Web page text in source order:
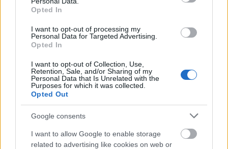
Opted In
I want to opt-out of processing my
Personal Data for Targeted Advertising.
Opted In
I want to opt-out of Collection, Use,
Retention, Sale, and/or Sharing of my
Personal Data that Is Unrelated with the
Purposes for which it was collected.
Opted Out
Google consents
I want to allow Google to enable storage
related to advertising like cookies on web or
μόνο 2 ημέρες στα χέρια σας
ΑΣΕΠ: Εξ αποστάσεως η πιο Εύκολη
Πιστοποίηση Υπολογιστών σε 2
μέρες